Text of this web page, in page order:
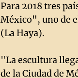
Para 2018 tres
México", uno de
(La Haya).
"La escultura
de la Ciudad de